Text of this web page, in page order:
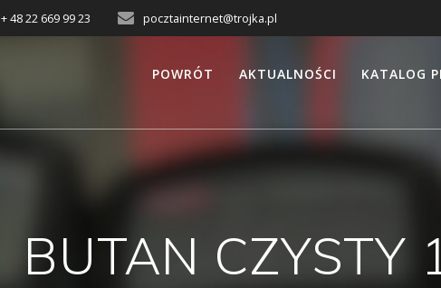
+ 48 22 669 99 23 pocztainternet@trojka.pl
POWRÓT AKTUALNOŚCI KATALOG
BUTAN CZYSTY